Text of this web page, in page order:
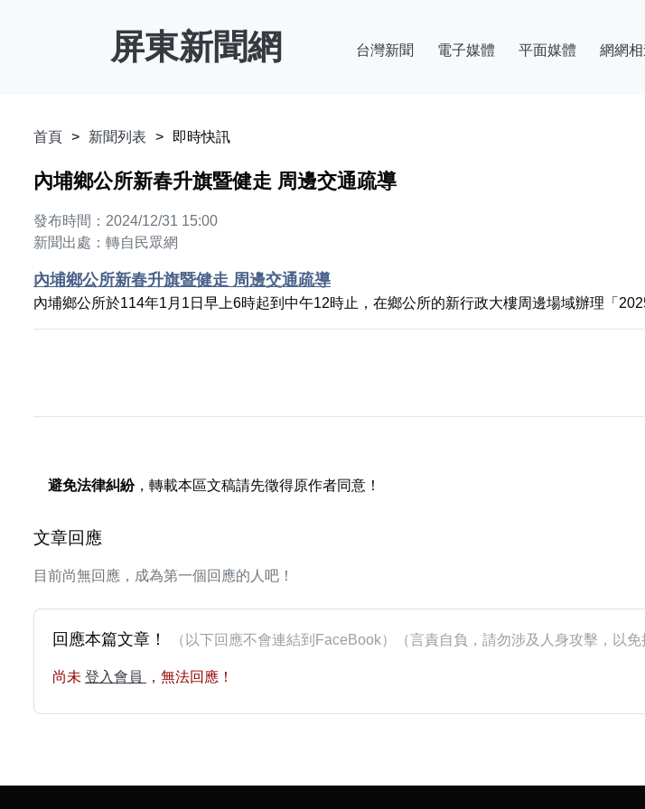
屏東新聞網 台灣新聞 電子媒體 平面媒體 網網相
首頁 新聞列表 即時快訊
內埔鄉公所新春升旗暨健走 周邊交通疏導
發布時間：2024/12/31 15:00
新聞出處：轉自民眾網
內埔鄉公所新春升旗暨健走 周邊交通疏導
內埔鄉公所於114年1月1日早上6時起到中午12時止，在鄉公所的新行政大樓周邊場域辦理「
避免法律糾紛，轉載本區文稿請先徵得原作者同意！
文章回應
目前尚無回應，成為第一個回應的人吧！
回應本篇文章！ （以下回應不會連結到FaceBook）（言責自負，請勿涉及人身攻擊，以免
尚未 登入會員 ，無法回應！